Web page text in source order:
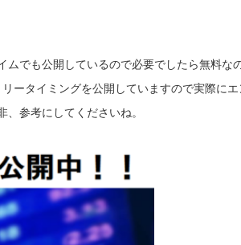
でも公開しているので必要でしたら無料な
ータイミングを公開していますので実際に
参考にしてくださいね。